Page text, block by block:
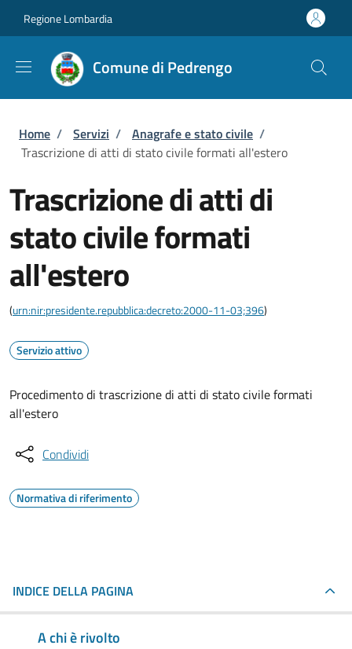
Regione Lombardia
Comune di Pedrengo
Briciole di pane
Home / Servizi / Anagrafe e stato civile /
Trascrizione di atti di stato civile formati all'estero
Trascrizione di atti di
stato civile formati
all'estero
(urn:nir:presidente.repubblica:decreto:2000-11-03;396)
Servizio attivo
Procedimento di trascrizione di atti di stato civile formati
all'estero
Condividi
Normativa di riferimento
INDICE DELLA PAGINA
A chi è rivolto